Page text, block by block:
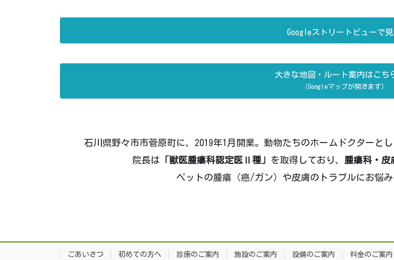
Googleストリートビューで見
大きな地図・ルート案内はこち
（Googleマップが開きます）
石川県野々市市菅原町に、2019年1月開業。動物たちのホームドクターと
院長は 「獣医腫瘍科認定医Ⅱ種」 を取得しており、 腫瘍科・皮
ペットの腫瘍（癌/ガン）や皮膚のトラブルにお悩み
ごあいさつ 初めての方へ 診療のご案内 施設のご案内 設備のご案内 料金のご案内